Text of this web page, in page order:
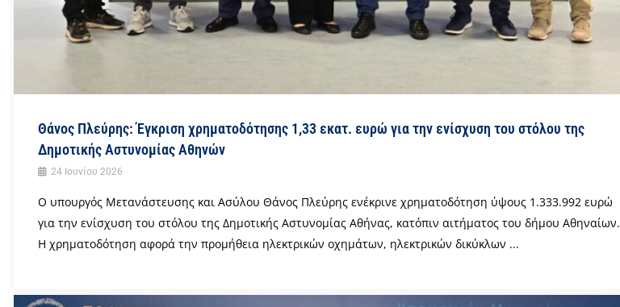
Θάνος Πλεύρης: Έγκριση χρηματοδότησης 1,33 εκατ. ευρώ για την ενίσχυση του στόλου της
Δημοτικής Αστυνομίας Αθηνών
24 Ιουνίου 2026
Ο υπουργός Μετανάστευσης και Ασύλου Θάνος Πλεύρης ενέκρινε χρηματοδότηση ύψους 1.333.992 ευρώ
για την ενίσχυση του στόλου της Δημοτικής Αστυνομίας Αθήνας, κατόπιν αιτήματος του δήμου Αθηναίων.
Η χρηματοδότηση αφορά την προμήθεια ηλεκτρικών οχημάτων, ηλεκτρικών δικύκλων ...